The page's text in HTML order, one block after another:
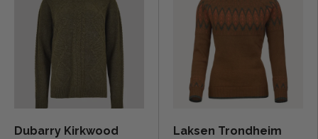
Dubarry Kirkwood
Laksen Trondheim